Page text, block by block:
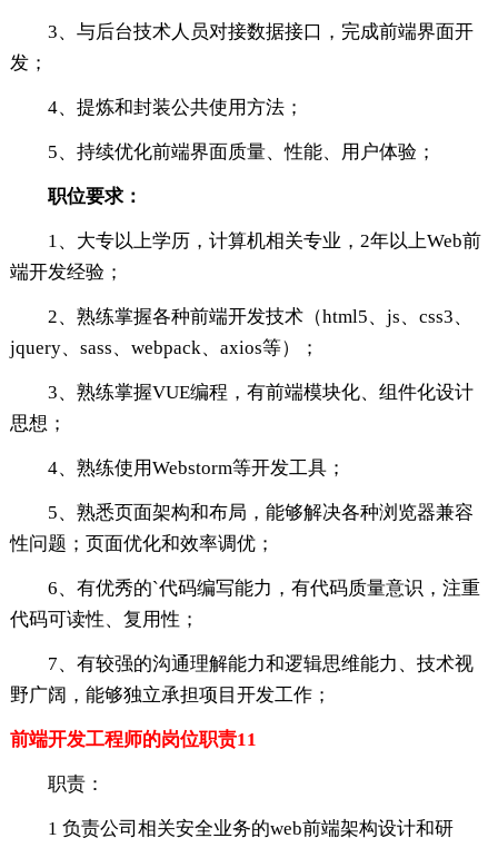
3、与后台技术人员对接数据接口，完成前端界面开
发；
4、提炼和封装公共使用方法；
5、持续优化前端界面质量、性能、用户体验；
职位要求：
1、大专以上学历，计算机相关专业，2年以上Web前
端开发经验；
2、熟练掌握各种前端开发技术（html5、js、css3、
jquery、sass、webpack、axios等）；
3、熟练掌握VUE编程，有前端模块化、组件化设计
思想；
4、熟练使用Webstorm等开发工具；
5、熟悉页面架构和布局，能够解决各种浏览器兼容
性问题；页面优化和效率调优；
6、有优秀的`代码编写能力，有代码质量意识，注重
代码可读性、复用性；
7、有较强的沟通理解能力和逻辑思维能力、技术视
野广阔，能够独立承担项目开发工作；
前端开发工程师的岗位职责11
职责：
1 负责公司相关安全业务的web前端架构设计和研